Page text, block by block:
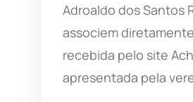
Adroaldo dos Santos
associem
recebida pelo site
apresentada pela